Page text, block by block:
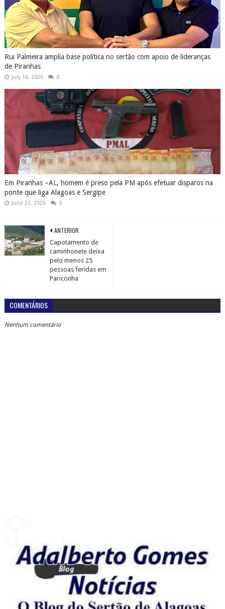
Rui Palmeira amplia base política no sertão com apoio de lideranças
de Piranhas
July 16, 2026 0
Em Piranhas –AL, homem é preso pela PM após efetuar disparos na
ponte que liga Alagoas e Sergipe
June 23, 2026 0
ANTERIOR
Capotamento de
caminhonete deixa
pelo menos 25
pessoas feridas em
Pariconha
COMENTÁRIOS
Nenhum comentário